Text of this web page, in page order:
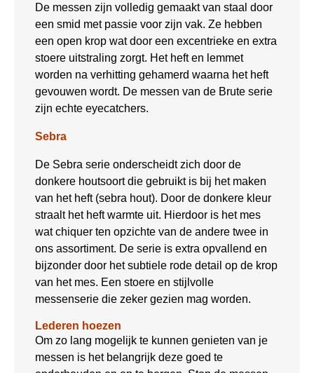
De messen zijn volledig gemaakt van staal door
een smid met passie voor zijn vak. Ze hebben
een open krop wat door een excentrieke en extra
stoere uitstraling zorgt. Het heft en lemmet
worden na verhitting gehamerd waarna het heft
gevouwen wordt. De messen van de Brute serie
zijn echte eyecatchers.
Sebra
De Sebra serie onderscheidt zich door de
donkere houtsoort die gebruikt is bij het maken
van het heft (sebra hout). Door de donkere kleur
straalt het heft warmte uit. Hierdoor is het mes
wat chiquer ten opzichte van de andere twee in
ons assortiment. De serie is extra opvallend en
bijzonder door het subtiele rode detail op de krop
van het mes. Een stoere en stijlvolle
messenserie die zeker gezien mag worden.
Lederen hoezen
Om zo lang mogelijk te kunnen genieten van je
messen is het belangrijk deze goed te